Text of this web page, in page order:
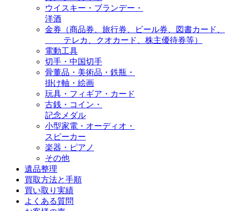
ウイスキー・ブランデー・
洋酒
金券（商品券、旅行券、ビール券、図書カード、
テレカ、クオカード、株主優待券等）
電動工具
切手・中国切手
骨董品・美術品・鉄瓶・
掛け軸・絵画
玩具・フィギア・カード
古銭・コイン・
記念メダル
小型家電・オーディオ・
スピーカー
楽器・ピアノ
その他
遺品整理
買取方法と手順
買い取り実績
よくある質問